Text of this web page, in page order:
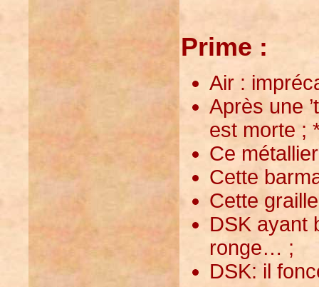
Prime :
Air :
Après une
est morte ;
Ce
Cette
Cette
DSK ayant
ronge… ;
DSK: il